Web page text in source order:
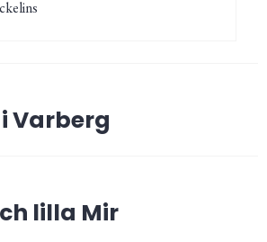
Varberg
lilla Mir